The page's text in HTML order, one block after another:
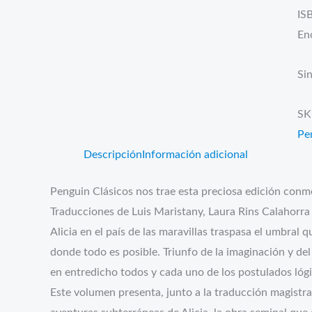
Descripción Información adicional
Penguin Clásicos nos trae esta preciosa edición
Traducciones de Luis Maristany, Laura Rins
Alicia en el país de las maravillas traspasa el umbral
donde todo es posible. Triunfo de la imaginación y
en entredicho todos y cada uno de los postulados
Este volumen presenta, junto a la traducción